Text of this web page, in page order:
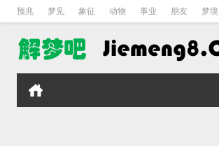
预兆 梦见 象征 动物 事业 朋友 梦境